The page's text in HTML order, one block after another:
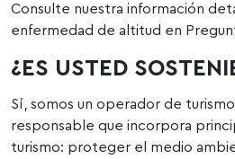
Consulte nuestra información
enfermedad de altitud en
¿ES USTED
Sí, somos un operador de
responsable que incorpora
turismo: proteger el medio